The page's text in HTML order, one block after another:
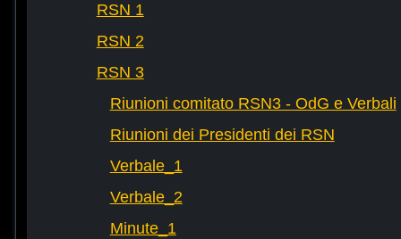
RSN 1
RSN 2
RSN 3
Riunioni comitato RSN3 - OdG e Verbali
Riunioni dei Presidenti dei RSN
Verbale_1
Verbale_2
Minute_1